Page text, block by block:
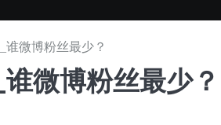
谁微博粉丝最少？
微博粉丝最少？